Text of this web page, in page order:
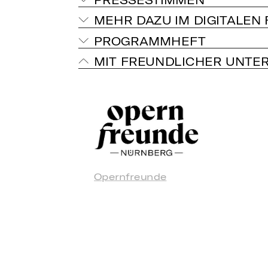
MEHR DAZU IM DIGITALEN
PROGRAMMHEFT
MIT FREUNDLICHER
Opernfreunde